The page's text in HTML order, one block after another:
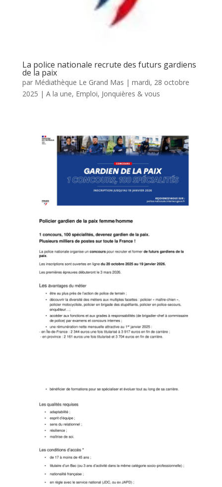
La police nationale recrute des futurs gardiens
de la paix
par Médiathèque Le Grand Mas | mardi, 28 octobre
2025 | A la une, Emploi, Jonquières & vous